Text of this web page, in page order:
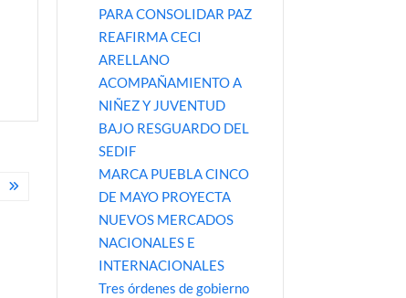
PARA CONSOLIDAR PAZ
REAFIRMA CECI
ARELLANO
ACOMPAÑAMIENTO A
NIÑEZ Y JUVENTUD
BAJO RESGUARDO DEL
SEDIF
MARCA PUEBLA CINCO
DE MAYO PROYECTA
NUEVOS MERCADOS
NACIONALES E
INTERNACIONALES
Tres órdenes de gobierno